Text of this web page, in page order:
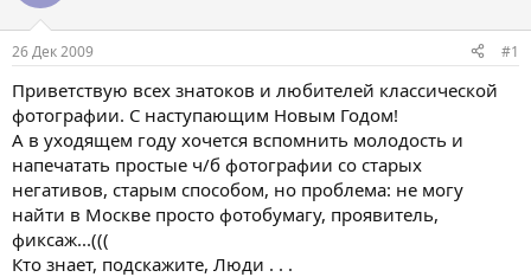
т
е
м
ы
ч
а
л
а
26 Дек 2009 #1
Приветствую всех знатоков и любителей классической
фотографии. С наступающим Новым Годом!
А в уходящем году хочется вспомнить молодость и
напечатать простые ч/б фотографии со старых
негативов, старым способом, но проблема: не могу
найти в Москве просто фотобумагу, проявитель,
фиксаж...(((
Кто знает, подскажите, Люди . . .